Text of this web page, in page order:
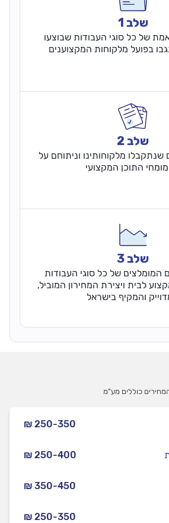
שלב 1
של כל סוגי העבודות שבוצעו
בפועל מלקוחות המקצוענים
שלב 2
מלקוחותינו וניתוחם על
מומחי התוכן המקצועי
שלב 3
המומלצים של כל סוגי העבודות
לבית ויצירת המחירון המוביל,
והמקיף בישראל
כוללים מע”מ
₪ 250-350
₪ 250-400
₪ 350-450
₪ 250-350